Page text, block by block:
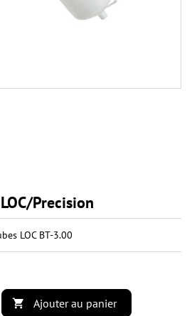
Precision
LOC BT-3.00
 Ajouter au panier